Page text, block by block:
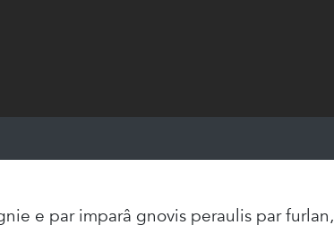
e par imparâ gnovis peraulis par furlan,